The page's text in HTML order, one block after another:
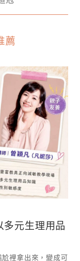
薦
元生理用品
裡拿出來，變成可